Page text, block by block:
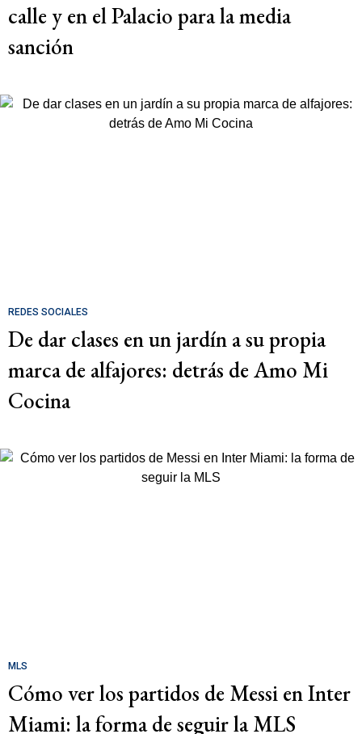
calle y en el Palacio para la media
sanción
REDES SOCIALES
De dar clases en un jardín a su propia
marca de alfajores: detrás de Amo Mi
Cocina
MLS
Cómo ver los partidos de Messi en Inter
Miami: la forma de seguir la MLS